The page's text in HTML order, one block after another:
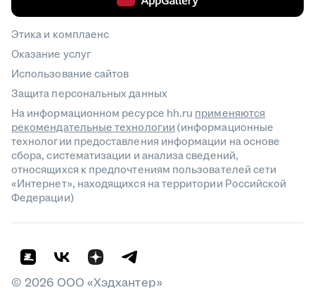
Этика и комплаенс
Оказание услуг
Использование сайтов
Защита персональных данных
На информационном ресурсе hh.ru применяются
рекомендательные технологии(информационные
технологии предоставления информации на основе
сбора, систематизации и анализа сведений,
относящихся к предпочтениям пользователей сети
«Интернет», находящихся на территории Российской
Федерации)
© 2026 ООО «Хэдхантер»